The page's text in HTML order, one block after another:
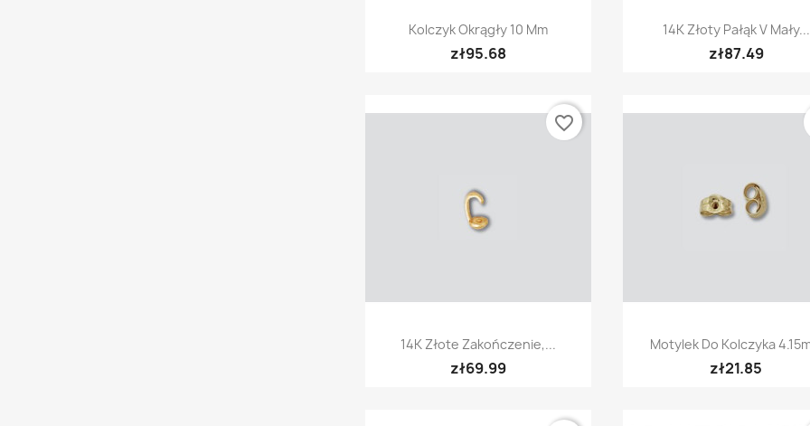
Quick view
Kolczyk Okrągły 10 Mm
zł95.68
Quick view
14K Złoty Pałąk V Mały...
zł87.49
Quick view
14K Złote Zakończenie,...
zł69.99
favorite_border
Quick view
Motylek Do Kolczyka
zł21.85